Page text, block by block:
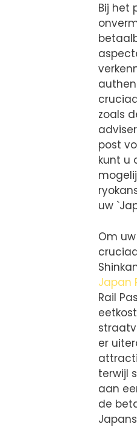
Bij het
zoals
post
kunt u
uw
Om
Japan
Rail
er
terwijl
aan
de